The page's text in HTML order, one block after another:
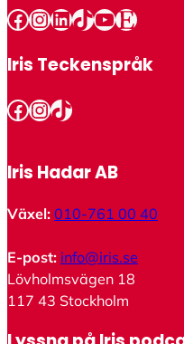
Facebook InstagramLinkedIn TikTok YouTube Etsy
Iris Teckenspråk
Facebook InstagramTikTok
Iris Hadar AB
Växel: 010-761 00 40
E-post: info@iris.se
Lövholmsvägen 18
117 43 Stockholm